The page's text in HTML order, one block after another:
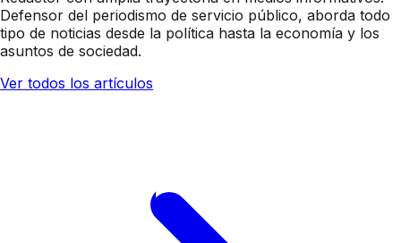
Defensor del periodismo de servicio público, aborda todo
tipo de noticias desde la política hasta la economía y los
asuntos de sociedad.
Ver todos los artículos